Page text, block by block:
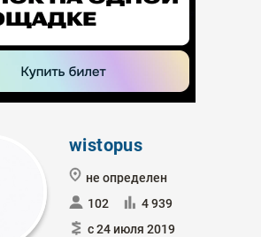
wistopus
не определен
102
4 939
с 24 июля 2019